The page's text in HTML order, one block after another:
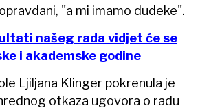
"a mi imamo dudeke".
našeg rada vidjet će se
i akademske godine
Ljiljana Klinger pokrenula je
otkaza ugovora o radu